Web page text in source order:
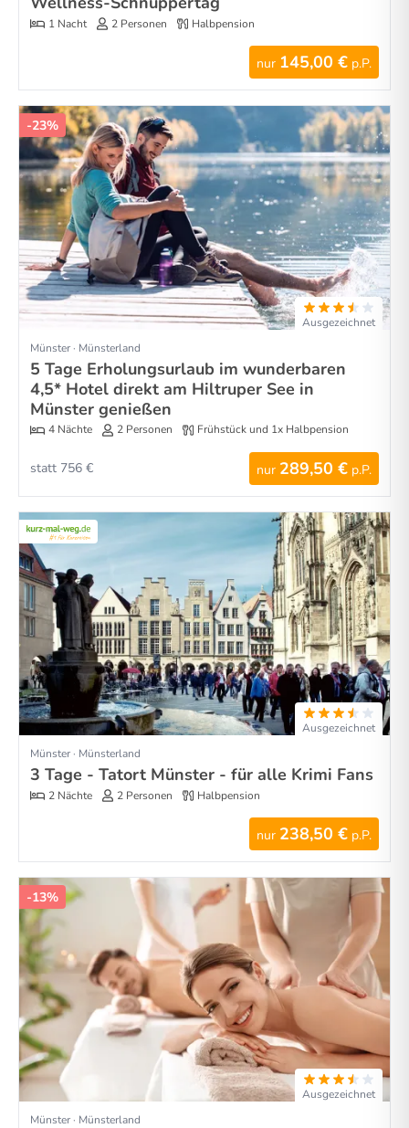
1 Nacht 2 Personen Halbpension
nur 145,00 € p.P.
-23%
Ausgezeichnet
Münster · Münsterland
5 Tage Erholungsurlaub im wunderbaren
4,5* Hotel direkt am Hiltruper See in
Münster genießen
4 Nächte 2 Personen Frühstück und 1x Halbpension
nur 289,50 € p.P.
statt 756 €
Ausgezeichnet
Münster · Münsterland
3 Tage - Tatort Münster - für alle Krimi Fans
2 Nächte 2 Personen Halbpension
nur 238,50 € p.P.
-13%
Ausgezeichnet
Münster · Münsterland